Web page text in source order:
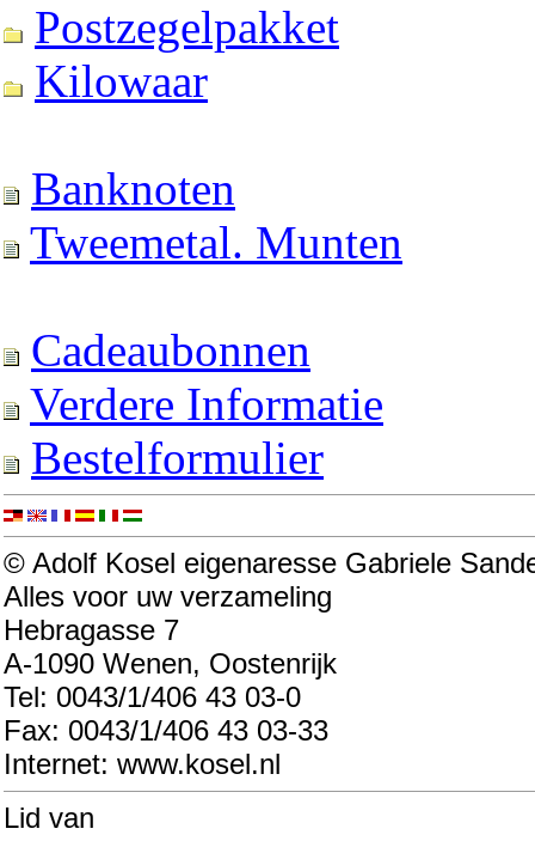
Postzegelpakket
Kilowaar
Banknoten
Tweemetal. Munten
Cadeaubonnen
Verdere Informatie
Bestelformulier
© Adolf Kosel eigenaresse Gabriele
Alles voor uw verzameling
Hebragasse 7
A-1090 Wenen, Oostenrijk
Tel: 0043/1/406 43 03-0
Fax: 0043/1/406 43 03-33
Internet: www.kosel.nl
Lid van